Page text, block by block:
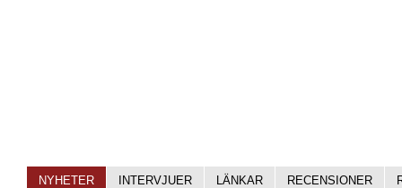
NYHETER INTERVJUER LÄNKAR RECENSIONER